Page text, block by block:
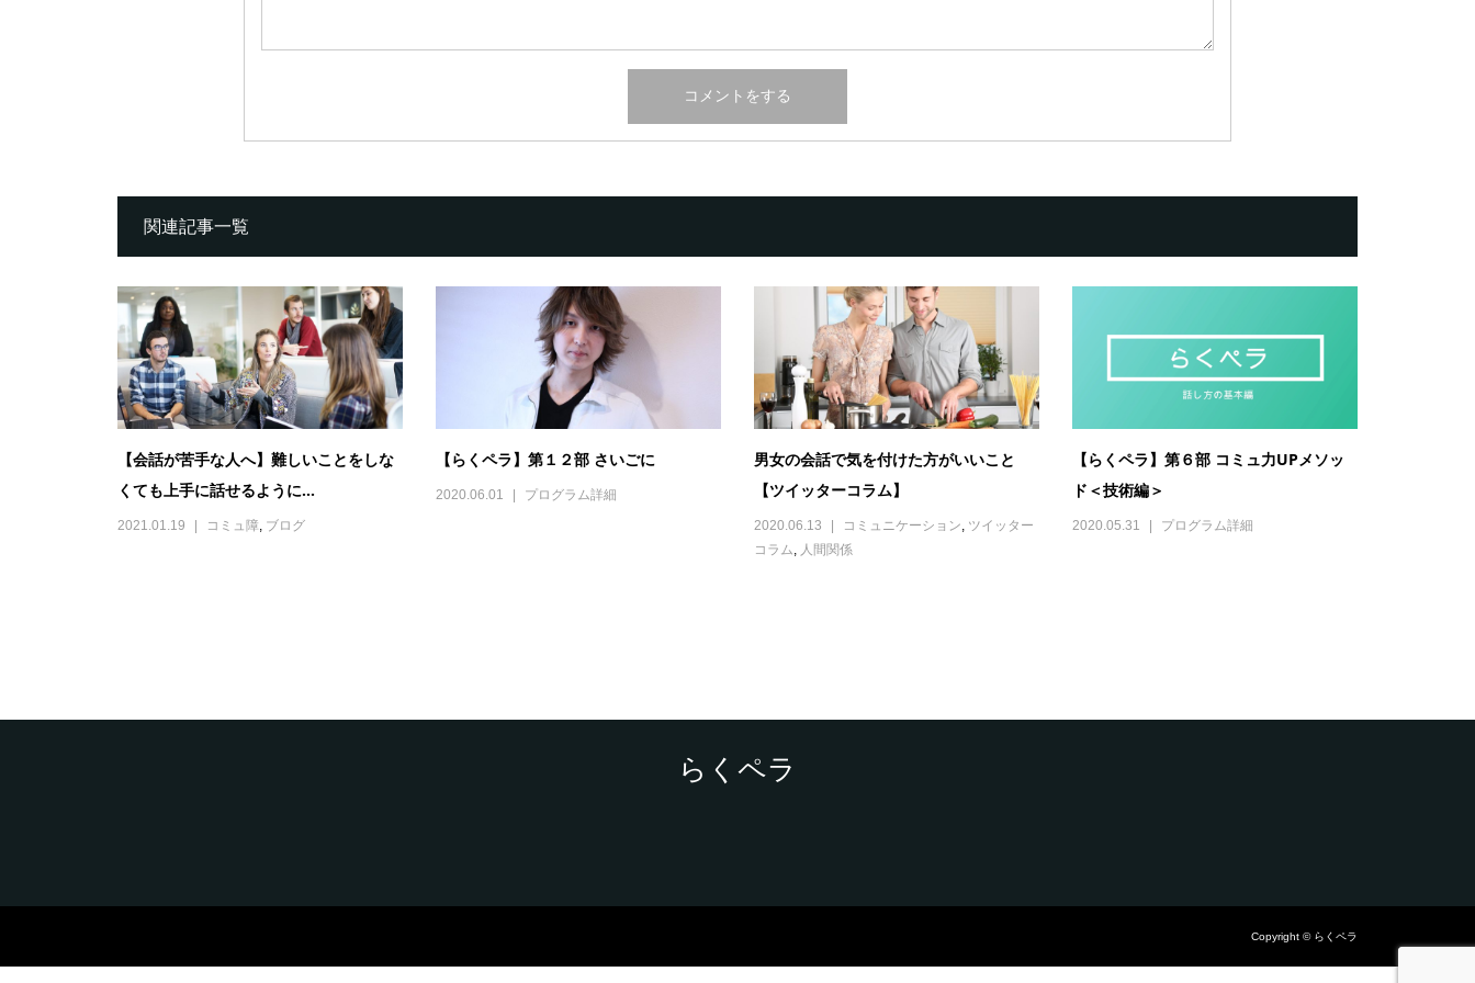
関連記事一覧
【会話が苦手な人へ】難しいことをしな
くても上手に話せるように...
2021.01.19 コミュ障 ブログ
【らくペラ】第１２部 さいごに
2020.06.01 プログラム詳細
男女の会話で気を付けた方がいいこと
【ツイッターコラム】
2020.06.13 コミュニケーション ツイッター
コラム
人間関係
【らくペラ】第６部 コミュ力UPメソッ
ド＜技術編＞
2020.05.31 プログラム詳細
らくペラ
Copyright © らくペラ